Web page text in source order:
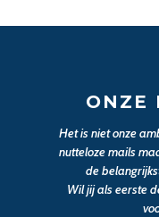
ONZE
Het is niet onze
nutteloze mails
de
Wil jij als eerste